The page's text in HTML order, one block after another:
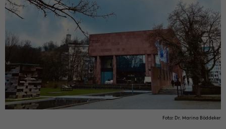
Foto: Dr. Ma­ri­na Böd­de­ker